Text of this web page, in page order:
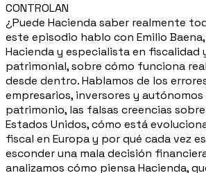
CONTROLAN
¿Puede Hacienda saber realmente
este episodio hablo con Emilio
Hacienda y especialista en fiscalidad
patrimonial, sobre cómo funciona
desde dentro. Hablamos de los
empresarios, inversores y
patrimonio, las falsas creencias sobre
Estados Unidos, cómo está
fiscal en Europa y por qué cada vez
esconder una mala decisión
analizamos cómo piensa Hacienda,